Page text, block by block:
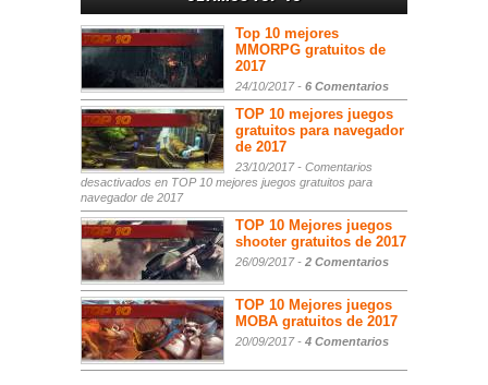
Top 10 mejores
MMORPG gratuitos de
2017
24/10/2017 - 6 Comentarios
TOP 10 mejores juegos
gratuitos para navegador
de 2017
23/10/2017 - Comentarios
desactivados en TOP 10 mejores juegos gratuitos para
navegador de 2017
TOP 10 Mejores juegos
shooter gratuitos de 2017
26/09/2017 - 2 Comentarios
TOP 10 Mejores juegos
MOBA gratuitos de 2017
20/09/2017 - 4 Comentarios